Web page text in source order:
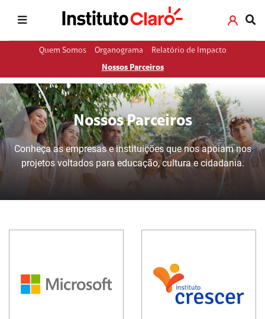
Quem Somos Organograma
Relatório de Impacto
Nossos Parceiros
Nossos Parceiros
Conheça as empresas e instituições que nos apoiam nos
projetos voltados para educação, cultura e cidadania.